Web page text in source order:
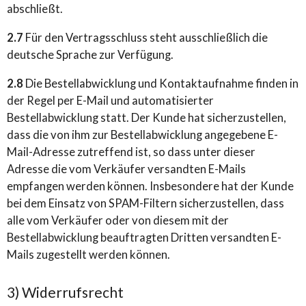
abschließt.
2.7 Für den Vertragsschluss steht ausschließlich die
deutsche Sprache zur Verfügung.
2.8 Die Bestellabwicklung und Kontaktaufnahme finden in
der Regel per E-Mail und automatisierter
Bestellabwicklung statt. Der Kunde hat sicherzustellen,
dass die von ihm zur Bestellabwicklung angegebene E-
Mail-Adresse zutreffend ist, so dass unter dieser
Adresse die vom Verkäufer versandten E-Mails
empfangen werden können. Insbesondere hat der Kunde
bei dem Einsatz von SPAM-Filtern sicherzustellen, dass
alle vom Verkäufer oder von diesem mit der
Bestellabwicklung beauftragten Dritten versandten E-
Mails zugestellt werden können.
3) Widerrufsrecht